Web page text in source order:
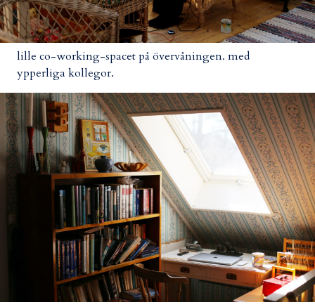
lille co-working-spacet på övervåningen. med
ypperliga kollegor.